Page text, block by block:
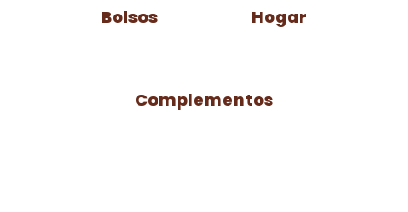
Bolsos Hogar
Complementos